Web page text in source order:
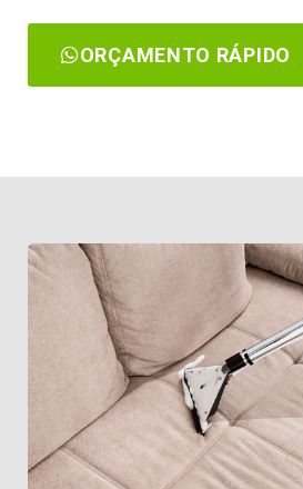
ORÇAMENTO RÁPIDO